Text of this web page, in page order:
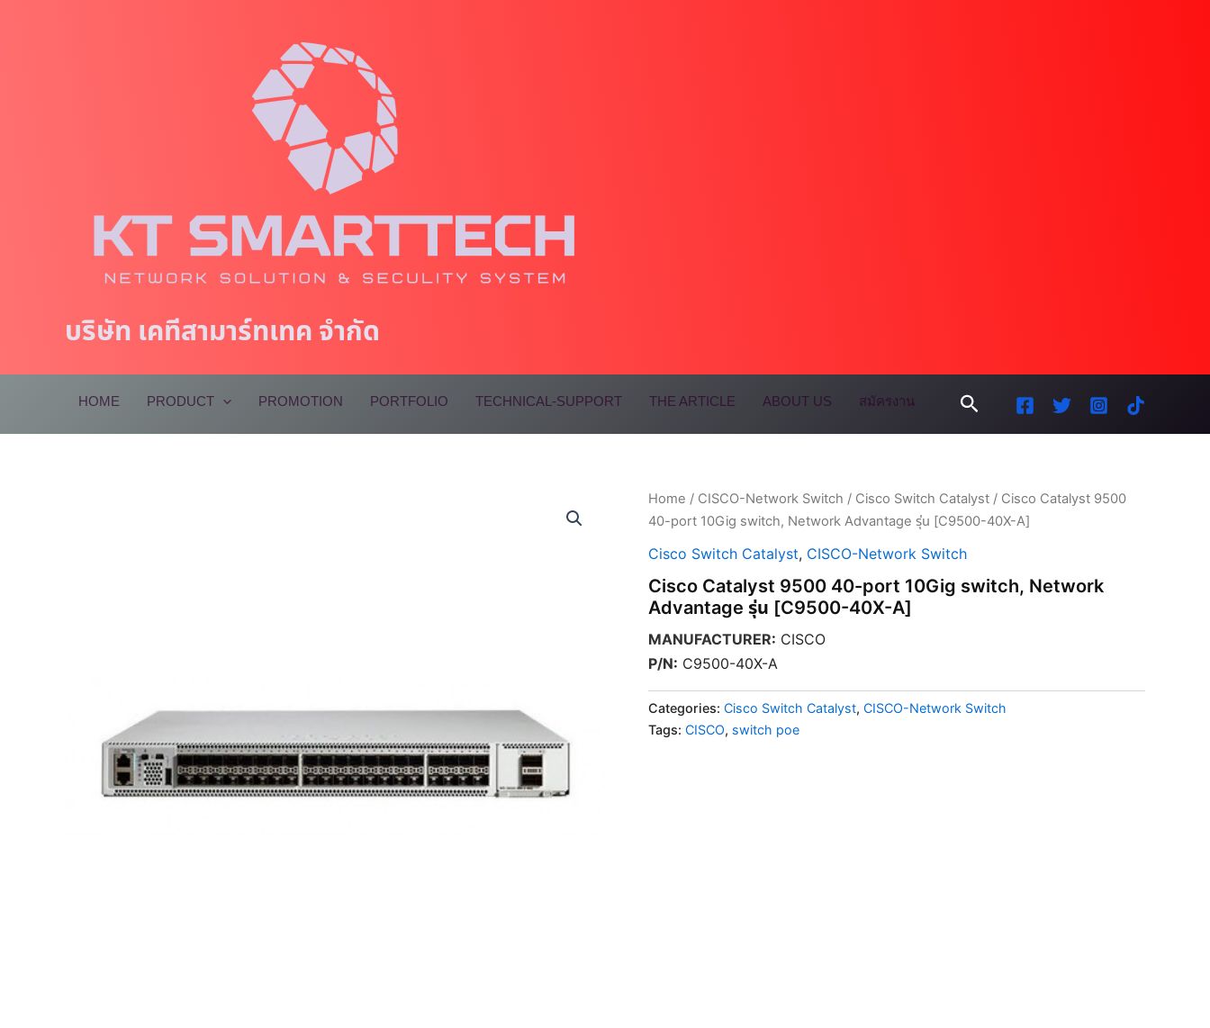
บริษัท เคทีสามาร์ทเทค จำกัด
HOME PRODUCT PROMOTION PORTFOLIO TECHNICAL-SUPPORT THE ARTICLE ABOUT US สมัครงาน Search
Home / CISCO-Network Switch / Cisco Switch Catalyst / Cisco Catalyst 9500
40-port 10Gig switch, Network Advantage รุ่น [C9500-40X-A]
Cisco Switch Catalyst, CISCO-Network Switch
Cisco Catalyst 9500 40-port 10Gig switch, Network
Advantage รุ่น [C9500-40X-A]
MANUFACTURER: CISCO
P/N: C9500-40X-A
Categories: Cisco Switch Catalyst, CISCO-Network Switch
Tags: CISCO, switch poe